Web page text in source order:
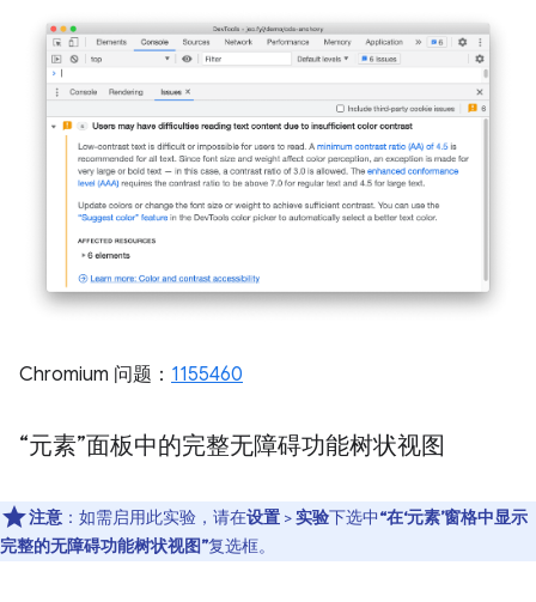
Chromium 问题： 1155460
“元素”面板中的完整无障碍功能树状视图
注意 ：如需启用此实验，请在设置 >实验下选中“在‘元素’窗格中显示
完整的无障碍功能树状视图”复选框。